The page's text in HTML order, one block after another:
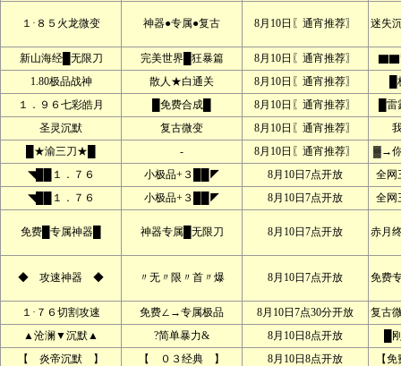
１·８５火龙微变 神器●专属●复古 8月10日〖通宵推荐〗 迷失
新山海经█无限刀 完美世界█狂暴篇 8月10日〖通宵推荐〗
1.80极品战神
散人★白通关 8月10日〖通宵推荐〗
１．９６七彩皓月
█免费合成█ 8月10日〖通宵推荐〗
█
圣灵沉默
复古微变 8月10日〖通宵推荐〗
█★渝三刀★█
- 8月10日〖通宵推荐〗
▓→
◥██１．７６
小极品+３██◤ 8月10日7点开放
全网
◥██１．７６
小极品+３██◤ 8月10日7点开放 全网
免费█专属神器█ 神器专属█无限刀 8月10日7点开放 赤月
◆ 攻速神器 ◆ 〃无〃限〃首〃爆 8月10日7点开放 免费
１·７６切割攻速 免费∠→专属极品 8月10日7点30分开放
复古
▲沧澜▼沉默▲
?简单暴力& 8月10日8点开放
█
【 炎帝沉默 】
【 ０３经典 】 8月10日8点开放
【